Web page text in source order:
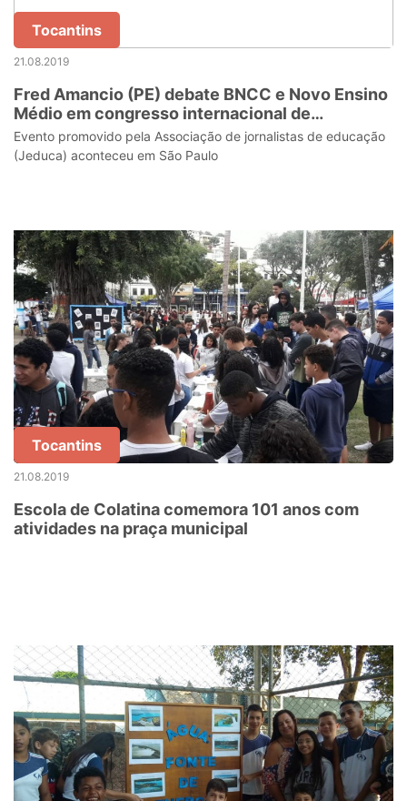
Tocantins
21.08.2019
Fred Amancio (PE) debate BNCC e Novo Ensino
Médio em congresso internacional de
jornalismo de educação
Evento promovido pela Associação de jornalistas de educação
(Jeduca) aconteceu em São Paulo
Tocantins
21.08.2019
Escola de Colatina comemora 101 anos com
atividades na praça municipal